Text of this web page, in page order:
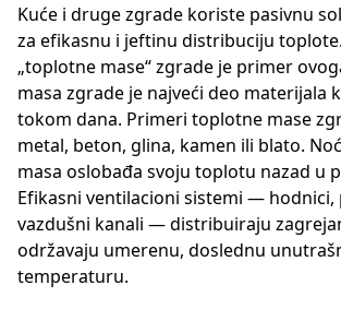
Kuće i druge zgrade koriste pasivnu
za efikasnu i jeftinu distribuciju
„toplotne mase“ zgrade je primer
masa zgrade je najveći deo materijala
tokom dana. Primeri toplotne mase
metal, beton, glina, kamen ili blato.
masa oslobađa svoju toplotu nazad u
Efikasni ventilacioni sistemi — hodnici,
vazdušni kanali — distribuiraju
održavaju umerenu, doslednu
temperaturu.